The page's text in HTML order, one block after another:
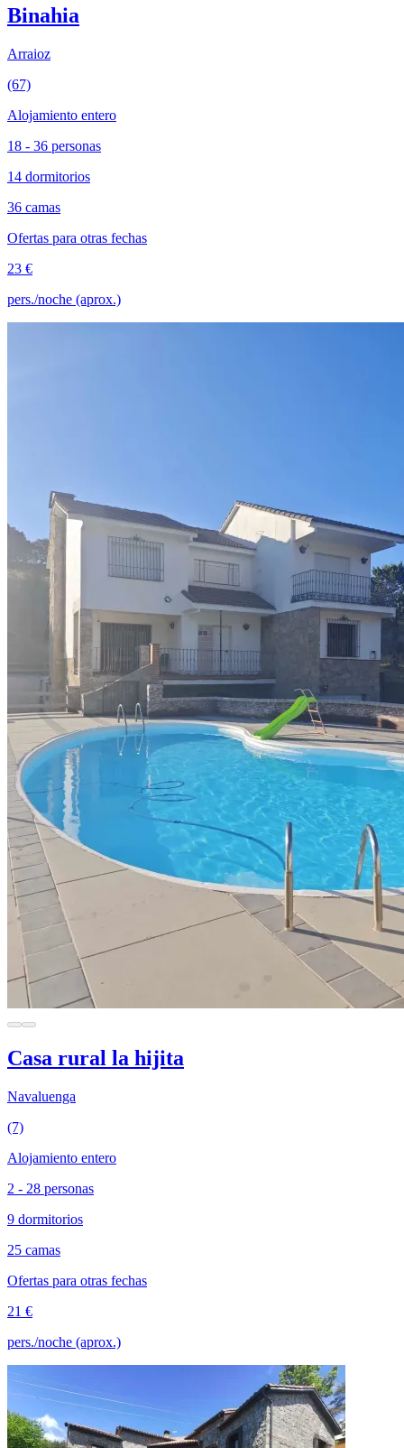
Binahia
Arraioz
(67)
Alojamiento entero
18 - 36 personas
14 dormitorios
36 camas
Ofertas para otras fechas
23 €
pers./noche (aprox.)
Casa rural la hijita
Navaluenga
(7)
Alojamiento entero
2 - 28 personas
9 dormitorios
25 camas
Ofertas para otras fechas
21 €
pers./noche (aprox.)